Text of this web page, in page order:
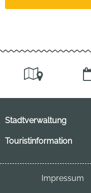
Stadtverwaltung
Markt 11
034243 7220
Touristinformation
Neuhofstraße 3
04849 Bad Düben
Impressum